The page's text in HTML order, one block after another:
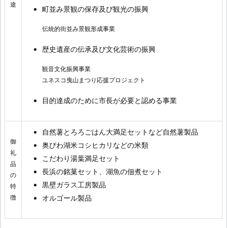
途
町並み景観の保存及び観光の振興
伝統的街並み景観形成事業
歴史遺産の伝承及び文化芸術の振興
観音文化振興事業
ユネスコ曳山まつり応援プロジェクト
目的達成のために市長が必要と認める事業
御
礼
品
の
特
徴
自然薯とろろごはん大満足セットなど自然薯製品
奥びわ湖米コシヒカリなどの米類
こだわり湯葉満足セット
長浜の銘菓セット、湖魚の佃煮セット
黒壁ガラス工房製品
オルゴール製品